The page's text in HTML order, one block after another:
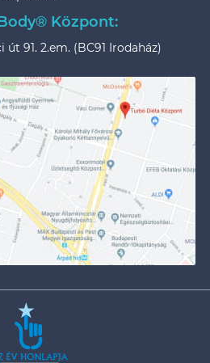
Központ:
út 91. 2.em. (BC91 Irodaház)